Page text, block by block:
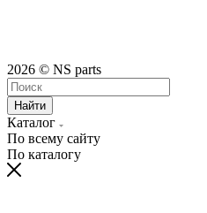
2026 © NS parts
Найти
Каталог
По всему сайту
По каталогу